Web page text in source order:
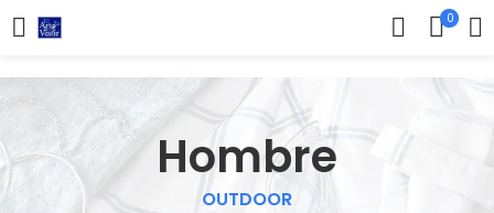
0
Hombre
OUTDOOR